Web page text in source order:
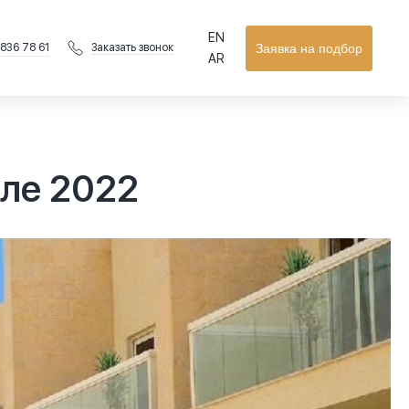
78 61 Заказать звонок Заявка на подбор
EN
AR
2022